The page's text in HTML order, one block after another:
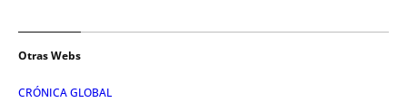
Otras Webs
CRÓNICA GLOBAL